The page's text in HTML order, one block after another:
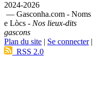
2024-2026
— Gasconha.com - Noms
e Lòcs - Nos lieux-dits
gascons
Plan du site | Se connecter|
RSS 2.0